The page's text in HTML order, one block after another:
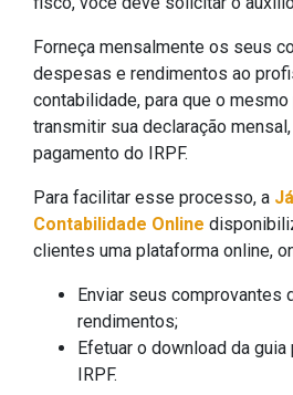
Forneça mensalmente os seus
despesas e rendimentos ao
contabilidade, para que o
transmitir sua declaração
pagamento do IRPF.
Para facilitar esse processo, a
Contabilidade Online
clientes uma plataforma online,
Enviar seus comprovantes
rendimentos;
Efetuar o download da
IRPF.